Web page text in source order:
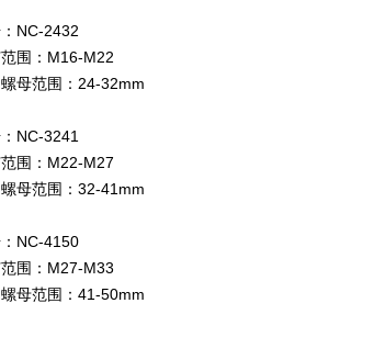
：NC-2432
围：M16-M22
母范围：24-32mm
NC-3241
围：M22-M27
母范围：32-41mm
NC-4150
围：M27-M33
母范围：41-50mm